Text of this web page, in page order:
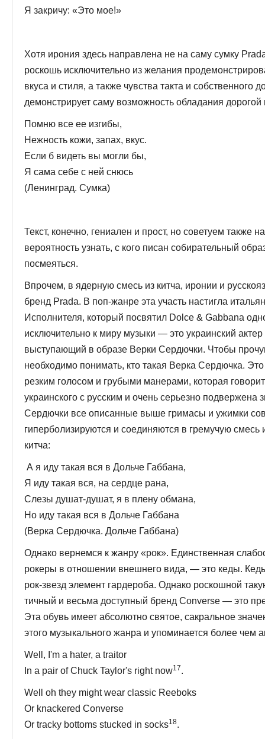
Я закричу: «Это мое!»
Хотя ирония здесь направлена не на саму сумку
роскошь исключительно из желания
вкуса и стиля, а также чув­ства такта и собственного
демонстрирует саму возможность обладания
Помню все ее изгибы,
Нежность кожи, запах, вкус.
Если б видеть вы могли бы,
Я сама себе с ней снюсь
(Ленинград. Сумка)
Текст, конечно, гениален и прост, но советуем также
вероятность узнать, с кого писан собирательный
посмеяться.
Впрочем, в ядерную смесь из китча, иронии и
бренд Prada. В поп-жанре эта участь настигла
Исполнителя, который по­святил Dolce & Gabbana
исключительно к миру музыки — это украинский
выступающий в образе Верки Сердючки. Чтобы
необходимо понимать, кто такая Верка Сердючка.
резким голо­сом и грубыми манерами, которая
украинского с русским и очень серьезно подвержена
Сердючки все описанные выше гримасы и ужимки
гиперболизируются и соединяются в гремучую смесь
китча:
А я иду такая вся в Дольче Габбана,
Я иду такая вся, на сердце рана,
Слезы душат-душат, я в плену обмана,
Но иду такая вся в Дольче Габбана
(Верка Сердючка. Дольче Габбана)
Однако вернемся к жанру «рок». Единственная
рокеры в отношении внешнего вида, — это кеды.
рок-звезд элемент гардероба. Однако роскошной
тичный и весьма доступный бренд Converse — это
Эта обувь имеет абсолютно святое, сакральное
этого музыкального жанра и упоминается более чем
Well, I'm a hater, a traitor
In a pair of Chuck Taylor's right now17.
Well oh they might wear classic Reeboks
Or knackered Converse
Or tracky bottoms stucked in socks18.